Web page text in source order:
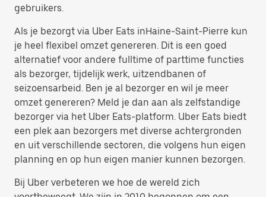
gebruikers.
Als je bezorgt via Uber Eats inHaine-Saint-Pierre kun
je heel flexibel omzet genereren. Dit is een goed
alternatief voor andere fulltime of parttime functies
als bezorger, tijdelijk werk, uitzendbanen of
seizoensarbeid. Ben je al bezorger en wil je meer
omzet genereren? Meld je dan aan als zelfstandige
bezorger via het Uber Eats-platform. Uber Eats biedt
een plek aan bezorgers met diverse achtergronden
en uit verschillende sectoren, die volgens hun eigen
planning en op hun eigen manier kunnen bezorgen.
Bij Uber verbeteren we hoe de wereld zich